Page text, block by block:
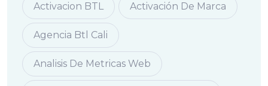
Activacion BTL Activación De Marca
Agencia Btl Cali
Analisis De Metricas Web